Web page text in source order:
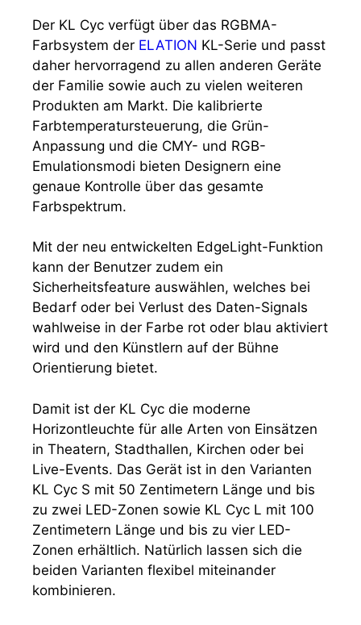
Der KL Cyc verfügt über das RGBMA-
Farbsystem der ELATION KL-Serie und passt
daher hervorragend zu allen anderen Geräte
der Familie sowie auch zu vielen weiteren
Produkten am Markt. Die kalibrierte
Farbtemperatursteuerung, die Grün-
Anpassung und die CMY- und RGB-
Emulationsmodi bieten Designern eine
genaue Kontrolle über das gesamte
Farbspektrum.
Mit der neu entwickelten EdgeLight-Funktion
kann der Benutzer zudem ein
Sicherheitsfeature auswählen, welches bei
Bedarf oder bei Verlust des Daten-Signals
wahlweise in der Farbe rot oder blau aktiviert
wird und den Künstlern auf der Bühne
Orientierung bietet.
Damit ist der KL Cyc die moderne
Horizontleuchte für alle Arten von Einsätzen
in Theatern, Stadthallen, Kirchen oder bei
Live-Events. Das Gerät ist in den Varianten
KL Cyc S mit 50 Zentimetern Länge und bis
zu zwei LED-Zonen sowie KL Cyc L mit 100
Zentimetern Länge und bis zu vier LED-
Zonen erhältlich. Natürlich lassen sich die
beiden Varianten flexibel miteinander
kombinieren.